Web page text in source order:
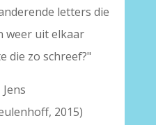
letters die
weer uit elkaar
die zo schreef?"
Jens
2015)